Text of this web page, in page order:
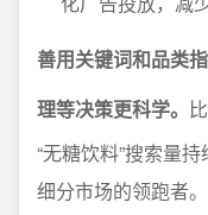
善用关键词和品类
理等决策更科学。
“无糖饮料”搜索量
细分市场的领跑者